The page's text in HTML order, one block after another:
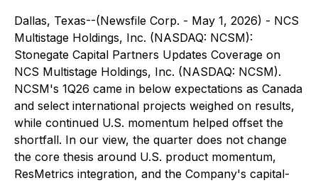
Dallas, Texas--(Newsfile Corp. - May 1, 2026) - NCS
Multistage Holdings, Inc. (NASDAQ: NCSM):
Stonegate Capital Partners Updates Coverage on
NCS Multistage Holdings, Inc. (NASDAQ: NCSM).
NCSM's 1Q26 came in below expectations as Canada
and select international projects weighed on results,
while continued U.S. momentum helped offset the
shortfall. In our view, the quarter does not change
the core thesis around U.S. product momentum,
ResMetrics integration, and the Company's capital-